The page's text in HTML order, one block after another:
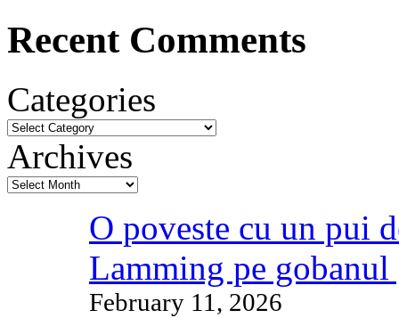
Recent Comments
Categories
Archives
O poveste cu un pui
Lamming pe gobanul
February 11, 2026